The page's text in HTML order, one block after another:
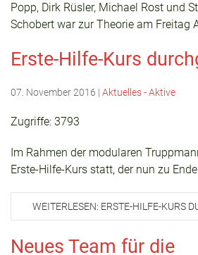
Popp, Dirk Rüsler, Michael Rost und
Schobert war zur Theorie am Freitag
Erste-Hilfe-Kurs
07. November 2016 | Aktuelles - Aktive
Zugriffe: 3793
Im Rahmen der modularen
Erste-Hilfe-Kurs statt, der nun zu
WEITERLESEN: ERSTE-HILFE-KURS
Neues Team für die